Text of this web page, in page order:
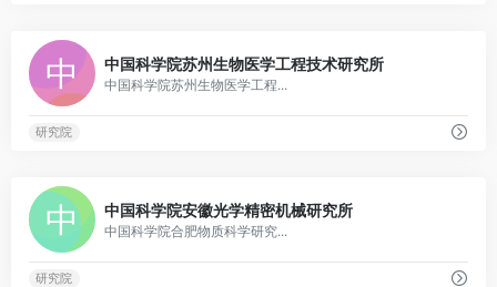
中国科学院苏州生物医学工程技术研究所
中国科学院苏州生物医学工程...
研究院
中国科学院安徽光学精密机械研究所
中国科学院合肥物质科学研究...
研究院